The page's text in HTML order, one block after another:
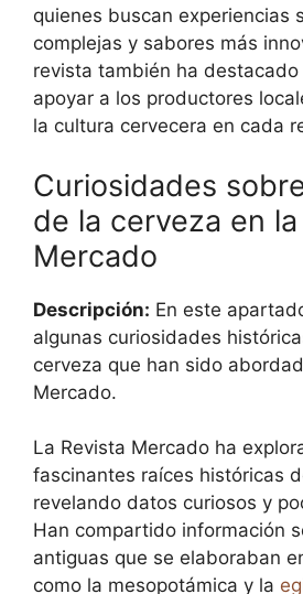
quienes buscan experiencias
complejas y sabores más
revista también ha
apoyar a los productores
la cultura cervecera en cada
Curiosidades
de la cerveza en
Mercado
Descripción: En este
algunas curiosidades
cerveza que han sido
Mercado.
La Revista Mercado ha
fascinantes raíces históricas
revelando datos curiosos y
Han compartido información
antiguas que se elaboraban
como la mesopotámica y la